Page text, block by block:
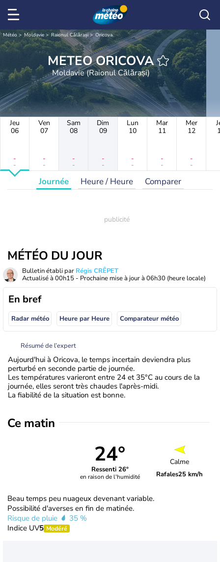
Météo Moldavie Raionul Călărași Oricova
METEO ORICOVA
Moldavie (Raionul Călărași)
Jeu
06
-
-
Ven
07
-
-
Sam
08
-
-
Dim
09
-
-
Lun
10
-
-
Mar
11
-
-
Mer
12
-
-
Journée Heure / Heure Comparer
MÉTÉO DU JOUR
Bulletin établi par Régis CRÊPET
Actualisé à 00h15 - Prochaine mise à jour à 06h30 (heure locale)
En bref
Radar météo Heure par Heure Comparateur météo
Résumé de l’expert
Aujourd'hui à Oricova, le temps incertain deviendra plus
perturbé en seconde partie de journée.
Les températures varieront entre 24 et 35°C au cours de la
journée, elles seront très chaudes l'après-midi.
La fiabilité de la situation est bonne.
Ce matin
24°
Ressenti 26°
en raison de l'humidité
Calme
Rafales25 km/h
Beau temps peu nuageux devenant variable.
Possibilité d'averses en fin de matinée.
Risque de pluie
35 %
Indice UV5 Modéré